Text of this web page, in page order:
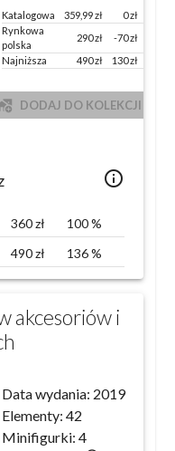
Katalogowa 359,99zł 0 zł
Rynkowa
polska
290zł -70zł
Najniższa
490zł 130zł
DODAJ DO KOLEKCJI
info_outlined
360zł 100%
490zł 136%
akcesoriów i
Data wydania: 2019
Elementy: 42
Minifigurki: 4